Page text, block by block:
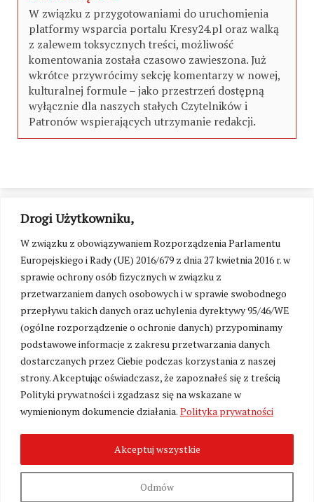
Drogi Użytkowniku,
W związku z obowiązywaniem Rozporządzenia Parlamentu
Europejskiego i Rady (UE) 2016/679 z dnia 27 kwietnia 2016 r. w
sprawie ochrony osób fizycznych w związku z
przetwarzaniem danych osobowych i w sprawie swobodnego
przepływu takich danych oraz uchylenia dyrektywy 95/46/WE
(ogólne rozporządzenie o ochronie danych) przypominamy
podstawowe informacje z zakresu przetwarzania danych
dostarczanych przez Ciebie podczas korzystania z naszej
strony. Akceptując oświadczasz, że zapoznałeś się z treścią
Polityki prywatności i zgadzasz się na wskazane w
wymienionym dokumencie działania. Polityka prywatności
Odmów
Akceptuj wszystkie
W związku z przygotowaniami do uruchomienia
platformy wsparcia portalu Kresy24.pl oraz walką
z zalewem toksycznych treści, możliwość
komentowania została czasowo zawieszona. Już
wkrótce przywrócimy sekcję komentarzy w nowej,
kulturalnej formule – jako przestrzeń dostępną
wyłącznie dla naszych stałych Czytelników i
Patronów wspierających utrzymanie redakcji.
Zmień ustawienia cookies
2026. Wszelkie Prawa Zastrzeżone.
Polityka prywatności
Fundacja Wolność i Demokracja